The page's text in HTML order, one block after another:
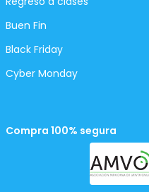
Buen Fin
Black Friday
Cyber Monday
Compra 100% segura